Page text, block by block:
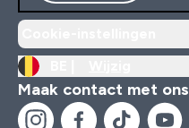
Maak contact met ons